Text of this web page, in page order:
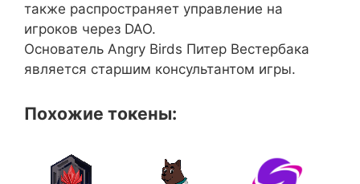
также распространяет управление на
игроков через DAO.
Основатель Angry Birds Питер Вестербака
является старшим консультантом игры.
Похожие токены: